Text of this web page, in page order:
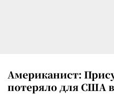
Американист:
потеряло для США